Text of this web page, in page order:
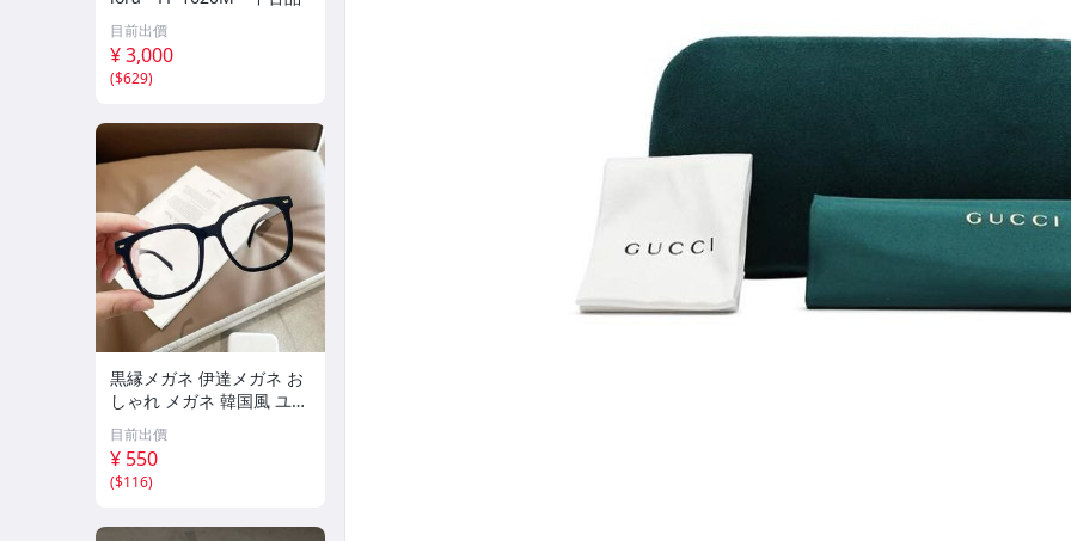
目前出價
¥ 3,000
($629)
黒縁メガネ 伊達メガネ お
しゃれ メガネ 韓国風 ユニ
セックス ファッション 小
顔 メンズ レディース 通勤
ウェリントン型 新品
目前出價
¥ 550
($116)